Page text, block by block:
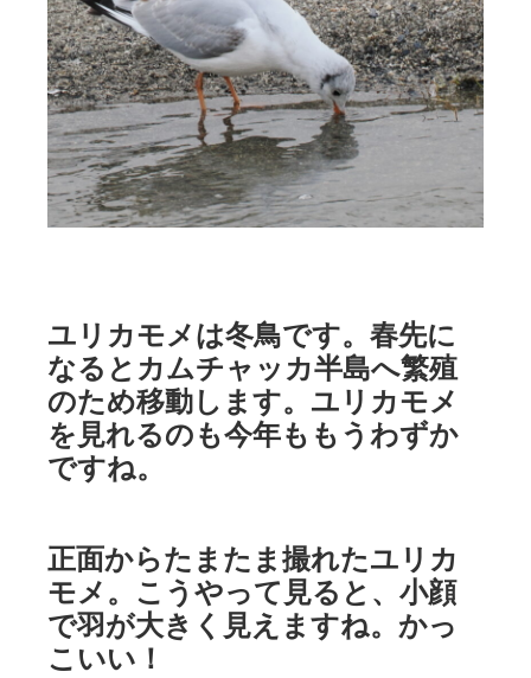
ユリカモメは冬鳥です。春先に
なるとカムチャッカ半島へ繁殖
のため移動します。ユリカモメ
を見れるのも今年ももうわずか
ですね。
正面からたまたま撮れたユリカ
モメ。こうやって見ると、小顔
で羽が大きく見えますね。かっ
こいい！